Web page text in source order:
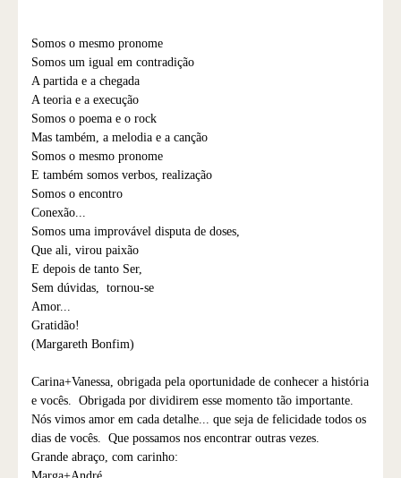
Somos o mesmo pronome
Somos um igual em contradição
A partida e a chegada
A teoria e a execução
Somos o poema e o rock
Mas também, a melodia e a canção
Somos o mesmo pronome
E também somos verbos, realização
Somos o encontro
Conexão...
Somos uma improvável disputa de doses,
Que ali, virou paixão
E depois de tanto Ser,
Sem dúvidas, tornou-se
Amor...
Gratidão!
(Margareth Bonfim)
Carina+Vanessa, obrigada pela oportunidade de conhecer a história
e vocês. Obrigada por dividirem esse momento tão importante.
Nós vimos amor em cada detalhe... que seja de felicidade todos os
dias de vocês. Que possamos nos encontrar outras vezes.
Grande abraço, com carinho: